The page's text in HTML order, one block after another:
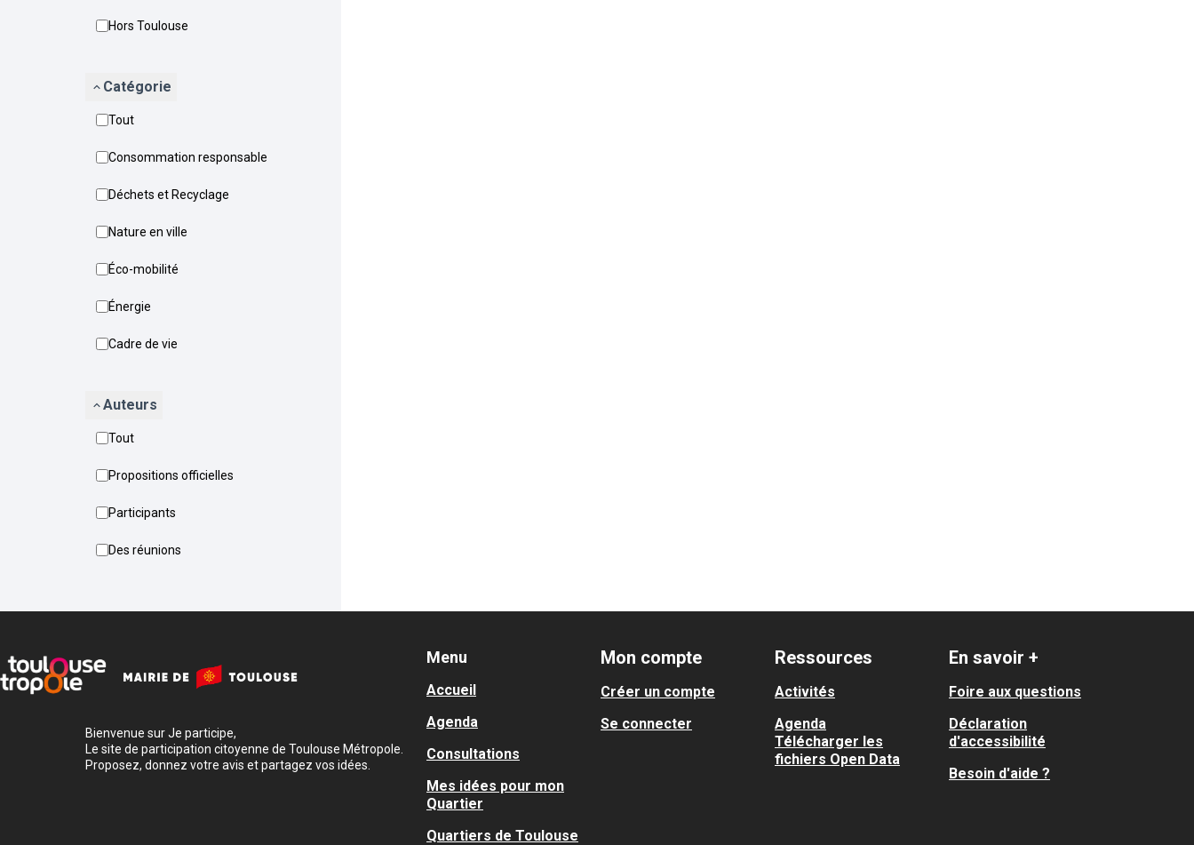
Hors Toulouse
Catégorie
Tout
Consommation responsable
Déchets et Recyclage
Nature en ville
Éco-mobilité
Énergie
Cadre de vie
Auteurs
Tout
Propositions officielles
Participants
Des réunions
Bienvenue sur Je participe,
Le site de participation citoyenne de Toulouse Métropole.
Proposez, donnez votre avis et partagez vos idées.
Menu
Accueil
Agenda
Consultations
Mes idées pour mon
Quartier
Quartiers de Toulouse
Mon compte
Créer un compte
Se connecter
Ressources
Activités
Agenda
Télécharger les
fichiers Open Data
En savoir +
Foire aux questions
Déclaration
d'accessibilité
Besoin d'aide ?